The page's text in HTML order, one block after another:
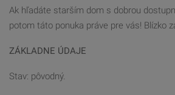
Ak hľadáte starším dom s dobrou
potom táto ponuka práve pre vás! Blízko
ZÁKLADNE ÚDAJE
Stav: pôvodný.